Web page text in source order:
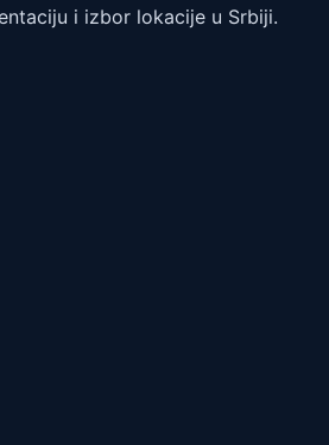
i izbor lokacije u Srbiji.